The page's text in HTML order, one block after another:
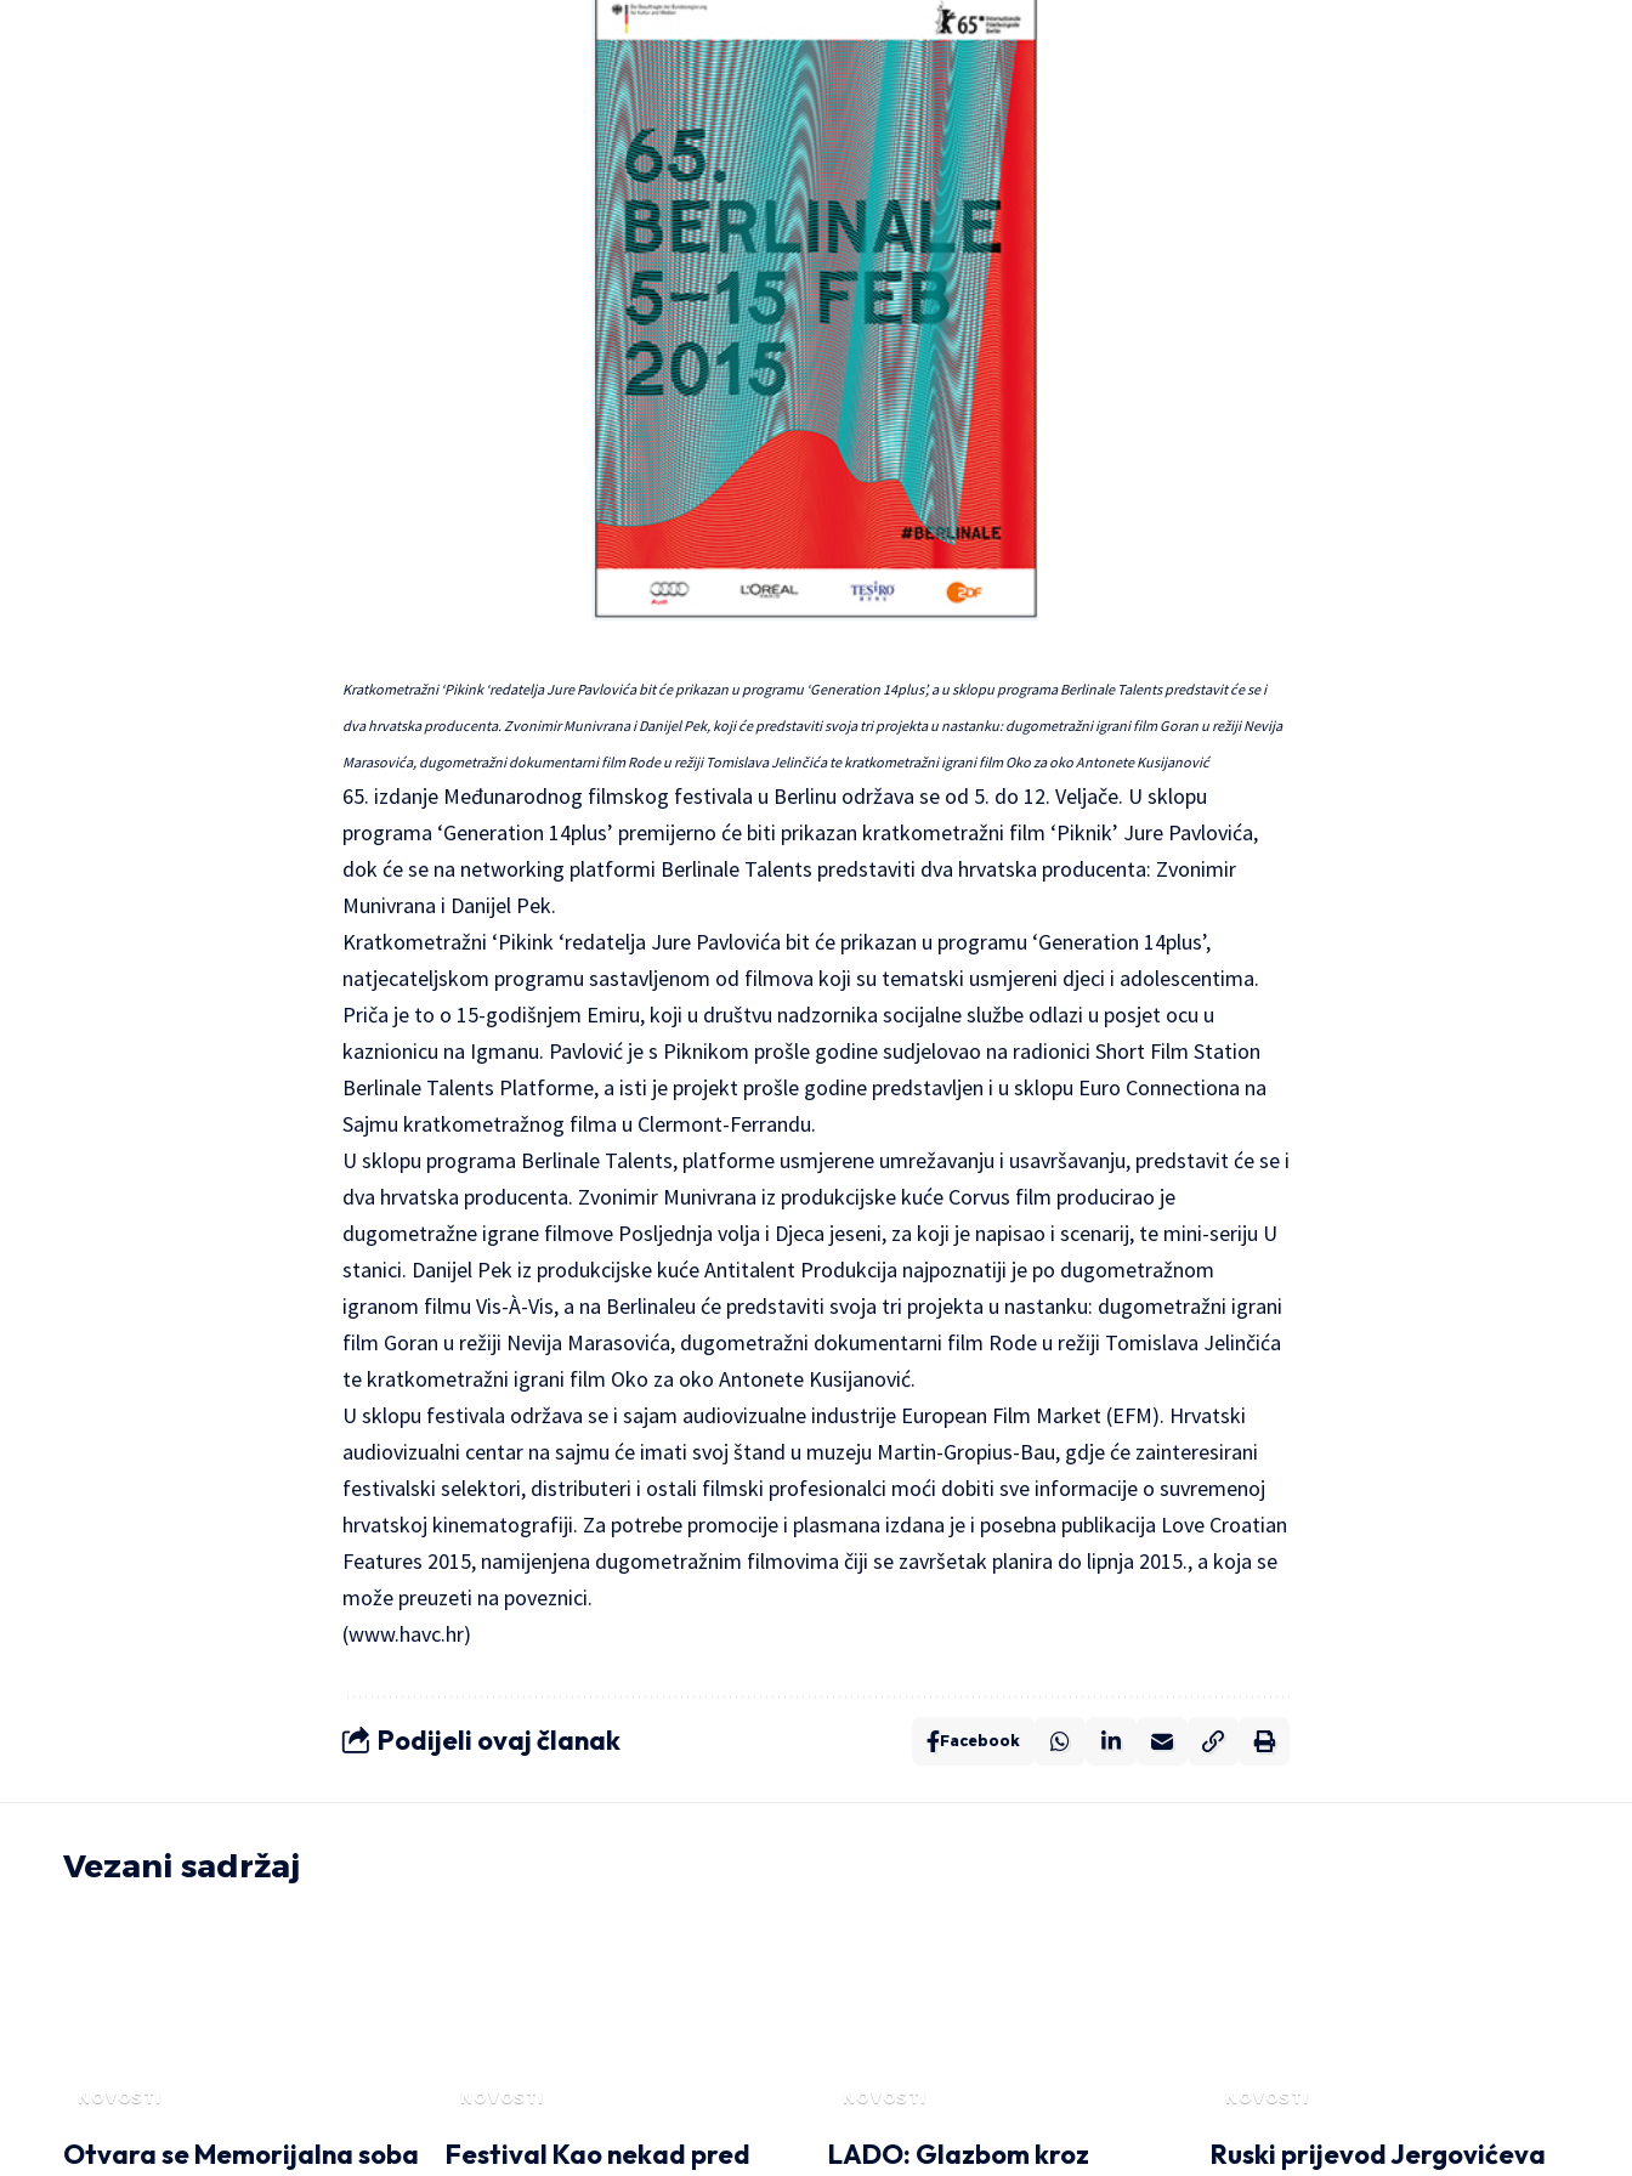
Kratkometražni ‘Pikink ‘redatelja Jure Pavlovića bit će prikazan u programu ‘Generation 14plus’, a u sklopu programa Berlinale Talents predstavit će se i
dva hrvatska producenta. Zvonimir Munivrana i Danijel Pek, koji će predstaviti svoja tri projekta u nastanku: dugometražni igrani film Goran u režiji Nevija
Marasovića, dugometražni dokumentarni film Rode u režiji Tomislava Jelinčića te kratkometražni igrani film Oko za oko Antonete Kusijanović
65. izdanje Međunarodnog filmskog festivala u Berlinu održava se od 5. do 12. Veljače. U sklopu
programa ‘Generation 14plus’ premijerno će biti prikazan kratkometražni film ‘Piknik’ Jure Pavlovića,
dok će se na networking platformi Berlinale Talents predstaviti dva hrvatska producenta: Zvonimir
Munivrana i Danijel Pek.
Kratkometražni ‘Pikink ‘redatelja Jure Pavlovića bit će prikazan u programu ‘Generation 14plus’,
natjecateljskom programu sastavljenom od filmova koji su tematski usmjereni djeci i adolescentima.
Priča je to o 15-godišnjem Emiru, koji u društvu nadzornika socijalne službe odlazi u posjet ocu u
kaznionicu na Igmanu. Pavlović je s Piknikom prošle godine sudjelovao na radionici Short Film Station
Berlinale Talents Platforme, a isti je projekt prošle godine predstavljen i u sklopu Euro Connectiona na
Sajmu kratkometražnog filma u Clermont-Ferrandu.
U sklopu programa Berlinale Talents, platforme usmjerene umrežavanju i usavršavanju, predstavit će se i
dva hrvatska producenta. Zvonimir Munivrana iz produkcijske kuće Corvus film producirao je
dugometražne igrane filmove Posljednja volja i Djeca jeseni, za koji je napisao i scenarij, te mini-seriju U
stanici. Danijel Pek iz produkcijske kuće Antitalent Produkcija najpoznatiji je po dugometražnom
igranom filmu Vis-À-Vis, a na Berlinaleu će predstaviti svoja tri projekta u nastanku: dugometražni igrani
film Goran u režiji Nevija Marasovića, dugometražni dokumentarni film Rode u režiji Tomislava Jelinčića
te kratkometražni igrani film Oko za oko Antonete Kusijanović.
U sklopu festivala održava se i sajam audiovizualne industrije European Film Market (EFM). Hrvatski
audiovizualni centar na sajmu će imati svoj štand u muzeju Martin-Gropius-Bau, gdje će zainteresirani
festivalski selektori, distributeri i ostali filmski profesionalci moći dobiti sve informacije o suvremenoj
hrvatskoj kinematografiji. Za potrebe promocije i plasmana izdana je i posebna publikacija Love Croatian
Features 2015, namijenjena dugometražnim filmovima čiji se završetak planira do lipnja 2015., a koja se
može preuzeti na poveznici.
(www.havc.hr)
Podijeli ovaj članak Facebook
Vezani sadržaj
NOVOSTI
Otvara se Memorijalna soba
NOVOSTI
Festival Kao nekad pred
NOVOSTI
LADO: Glazbom kroz
NOVOSTI
Ruski prijevod Jergovićeva